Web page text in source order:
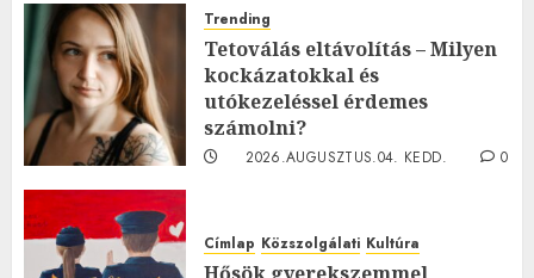
Trending
Tetoválás eltávolítás – Milyen
kockázatokkal és
utókezeléssel érdemes
számolni?
2026.AUGUSZTUS.04. KEDD.
0
Címlap Közszolgálati Kultúra